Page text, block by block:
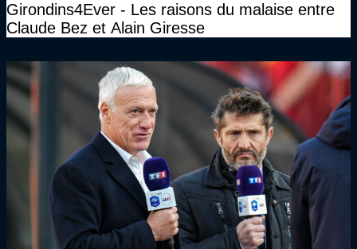
Girondins4Ever - Les raisons du malaise entre
Claude Bez et Alain Giresse